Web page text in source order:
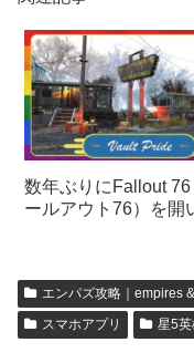
数年ぶりにFallout 76
ールアウト76）を開
エンパズ攻略｜empires
スマホアプリ
星5英